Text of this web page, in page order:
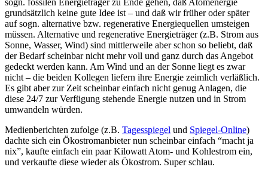
grundsätzlich keine gute Idee ist – und daß wir früher oder später
auf sogn. alternative bzw. regenerative Energiequellen umsteigen
müssen. Alternative und regenerative Energieträger (z.B. Strom aus
Sonne, Wasser, Wind) sind mittlerweile aber schon so beliebt, daß
der Bedarf scheinbar nicht mehr voll und ganz durch das Angebot
gedeckt werden kann. Am Wind und an der Sonne liegt es zwar
nicht – die beiden Kollegen liefern ihre Energie zeimlich verläßlich.
Es gibt aber zur Zeit scheinbar einfach nicht genug Anlagen, die
diese 24/7 zur Verfügung stehende Energie nutzen und in Strom
umwandeln würden.
Medienberichten zufolge (z.B. Tagesspiegel und Spiegel-Online)
dachte sich ein Ökostromanbieter nun scheinbar einfach “macht ja
nix”, kaufte einfach ein paar Kilowatt Atom- und Kohlestrom ein,
und verkaufte diese wieder als Ökostrom. Super schlau.